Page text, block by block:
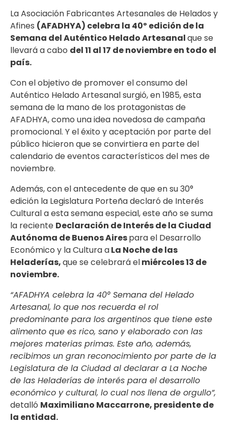
La Asociación Fabricantes Artesanales de Helados y
Afines (AFADHYA) celebra la 40º edición de la
Semana del Auténtico Helado Artesanalque se
llevará a cabo del 11 al 17 de noviembre en todo el
país.
Con el objetivo de promover el consumo del
Auténtico Helado Artesanal surgió, en 1985, esta
semana de la mano de los protagonistas de
AFADHYA, como una idea novedosa de campaña
promocional. Y el éxito y aceptación por parte del
público hicieron que se convirtiera en parte del
calendario de eventos característicos del mes de
noviembre.
Además, con el antecedente de que en su 30°
edición la Legislatura Porteña declaró de Interés
Cultural a esta semana especial, este año se suma
la reciente Declaración de Interés de la Ciudad
Autónoma de Buenos Airespara el Desarrollo
Económico y la Cultura aLa Noche de las
Heladerías,que se celebrará elmiércoles 13 de
noviembre.
“AFADHYA celebra la 40° Semana del Helado
Artesanal, lo que nos recuerda el rol
predominante para los argentinos que tiene este
alimento que es rico, sano y elaborado con las
mejores materias primas. Este año, además,
recibimos un gran reconocimiento por parte de la
Legislatura de la Ciudad al declarar a La Noche
de las Heladerías de interés para el desarrollo
económico y cultural, lo cual nos llena de orgullo”,
detalló Maximiliano Maccarrone, presidente de
la entidad.